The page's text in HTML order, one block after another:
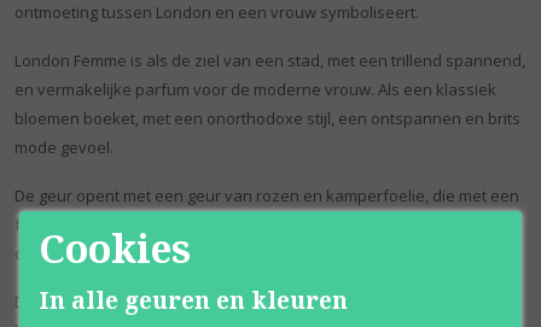
ontmoeting tussen London en een vrouw symboliseert.
London Femme is als de ziel van een stad, met een trillend spannend,
en vermakelijke parfum voor de moderne vrouw. Als een klassiek
bloemen boeket, met een onorthodoxe stijl, een ontspannen en brits
mode gevoel.
De geur opent met een geur van rozen en kamperfoelie, die met een
fruitige aanraking en een hart van witte bloemen worden
onderstreept.
De basis van deze geur heeft een verfijnd spoor van muskusachtig
Cookies
In alle geuren en kleuren